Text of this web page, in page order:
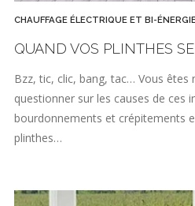
CHAUFFAGE ÉLECTRIQUE ET BI-
QUAND VOS PLINTHES
Bzz, tic, clic, bang, tac… Vous êtes
questionner sur les causes de ces
bourdonnements et crépitements
plinthes…